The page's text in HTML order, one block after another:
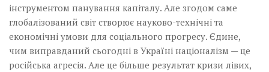
інструментом панування капіталу. Але згодом саме
глобалізований світ створює науково-технічні та
економічні умови для соціального прогресу. Єдине,
чим виправданий сьогодні в Україні націоналізм — це
російська агресія. Але це більше результат кризи лівих,